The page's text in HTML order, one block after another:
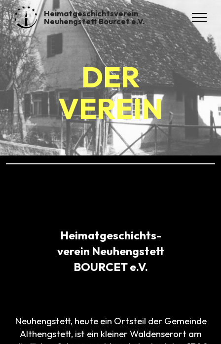
Heimatgeschichtsverein
Neuhengstett Bourcet e.V.
DER
VEREIN
Heimatgeschichts-
verein Neuhengstett
BOURCET e.V.
Neuhengstett, heute ein Ortsteil der Gemeinde
Althengstett, ist ein kleiner Waldenserort am